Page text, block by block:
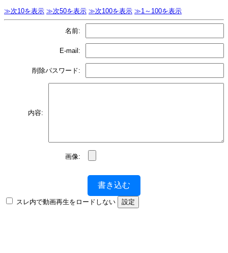
≫次10を表示 ≫次50を表示 ≫次100を表示 ≫1～100を表示
名前:
E-mail:
削除パスワード:
内容:
画像:
書き込む
スレ内で動画再生をロードしない